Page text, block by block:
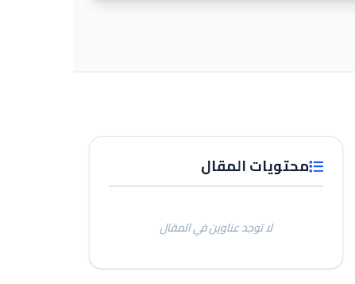
محتويات المقال
لا توجد عناوين في المقال